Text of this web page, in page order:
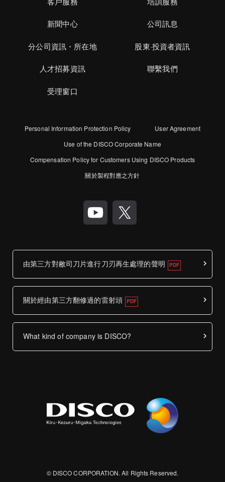
新聞中心 公司訊息
分公司資訊・所在地 股東·投資者資訊
人才招募資訊 聯繫我們
受理窗口
Personal Information Protection Policy
User Agreement
Use of the DISCO Corporate Name
Compensation Policy for Customers Using DISCO Products
關於製程對應之方針
由第三方對敝司刀片進行刀刃再生處理的聲明
關於經由第三方翻修過的雷射頭
What kind of company is DISCO?
© DISCO CORPORATION. All Rights Reserved.